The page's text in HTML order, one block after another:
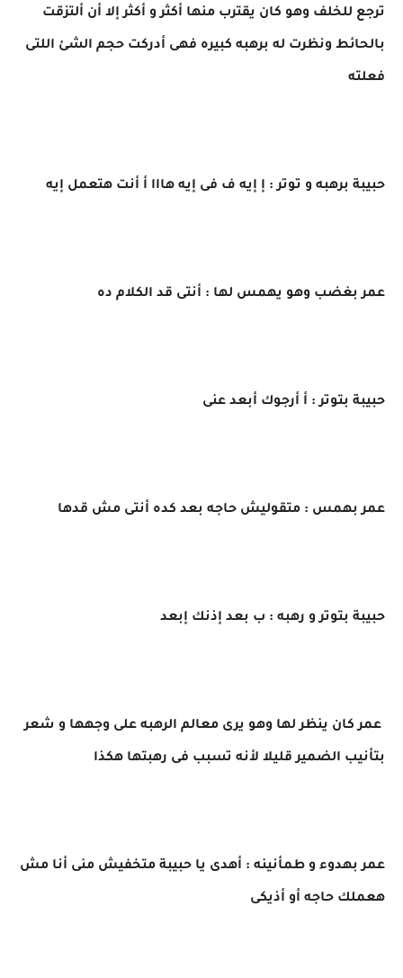
ترجع للخلف وهو كان يقترب منها أكثر و أكثر إلا أن ألتزقت
بالحائط ونظرت له برهبه كبيره فهى أدركت حجم الشئ اللتى
فعلته
حبيبة برهبه و توتر : إ إيه ف فى إيه هااا أ أنت هتعمل إيه
عمر بغضب وهو يهمس لها : أنتى قد الكلام ده
حبيبة بتوتر : أ أرجوك أبعد عنى
عمر بهمس : متقوليش حاجه بعد كده أنتى مش قدها
حبيبة بتوتر و رهبه : ب بعد إذنك إبعد
عمر كان ينظر لها وهو يرى معالم الرهبه على وجهها و شعر
بتأنيب الضمير قليلا لأنه تسبب فى رهبتها هكذا
عمر بهدوء و طمأنينه : أهدى يا حبيبة متخفيش منى أنا مش
هعملك حاجه أو أذيكى